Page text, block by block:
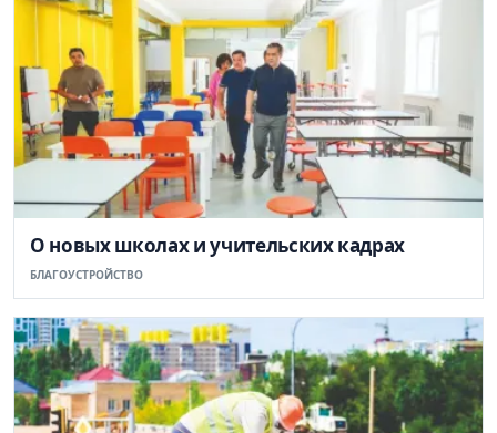
О новых школах и учительских кадрах
БЛАГОУСТРОЙСТВО